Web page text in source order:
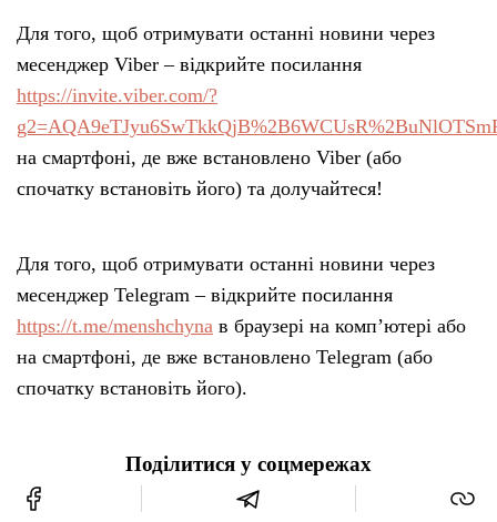
Для того, щоб отримувати останні новини через
месенджер Viber – відкрийте посилання
https://invite.viber.com/?
на смартфоні, де вже встановлено Viber (або
спочатку встановіть його) та долучайтеся!
Для того, щоб отримувати останні новини через
месенджер Telegram – відкрийте посилання
https://t.me/menshchyna в браузері на комп’ютері або
на смартфоні, де вже встановлено Telegram (або
спочатку встановіть його).
Поділитися у соцмережах